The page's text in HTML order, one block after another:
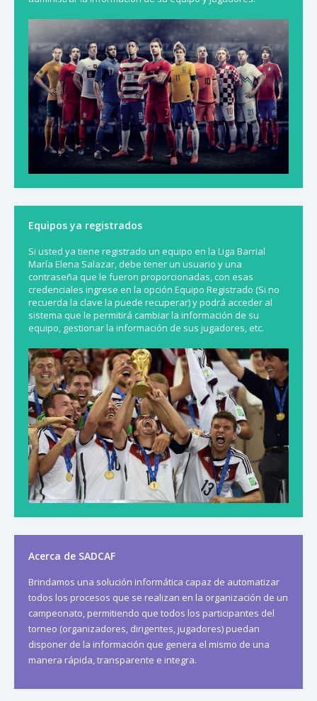
Equipos ya registrados
Si usted ya tiene registrado un equipo en la Liga Barrial
María Elena Salazar, debe tener un usuario y una
contraseña que le fueron proporcionadas, con esas
credenciales ingrese en la opción Equipo Registrado (Si no
recuerda la clave la puede recuperar) y podrá acceder al
sistema que le permitirá cambiar la información de su
equipo, gestionar la información de sus jugadores, etc.
Acerca de SADCAF
Brindamos una solución informática capaz de automatizar
todos los procesos que se realizan en la organización de un
campeonato, permitiendo que todos los participantes del
torneo (organizadores, dirigentes, jugadores) puedan
disponer de la información que genera el mismo de una
manera rápida, transparente e integra.